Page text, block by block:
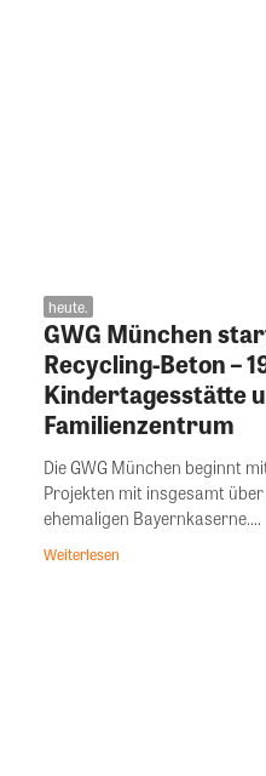
heute.
GWG München
Recycling-Beton –
Kindertagesstätte
Familienzentrum
Die GWG München beginnt
Projekten mit insgesamt
ehemaligen Bayernkaserne....
Weiterlesen